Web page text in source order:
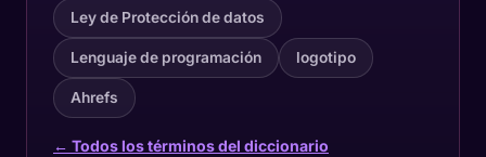
Ley de Protección de datos
Lenguaje de programación logotipo
Ahrefs
← Todos los términos del diccionario